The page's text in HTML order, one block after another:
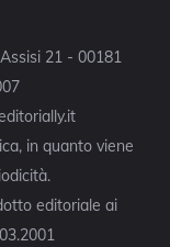
21 - 00181
in quanto viene
editoriale ai